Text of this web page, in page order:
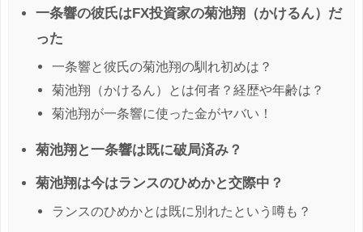
一条響の彼氏はFX投資家の菊池翔（かけるん）だ
った
一条響と彼氏の菊池翔の馴れ初めは？
菊池翔（かけるん）とは何者？経歴や年齢は？
菊池翔が一条響に使った金がヤバい！
菊池翔と一条響は既に破局済み？
菊池翔は今はランスのひめかと交際中？
ランスのひめかとは既に別れたという噂も？